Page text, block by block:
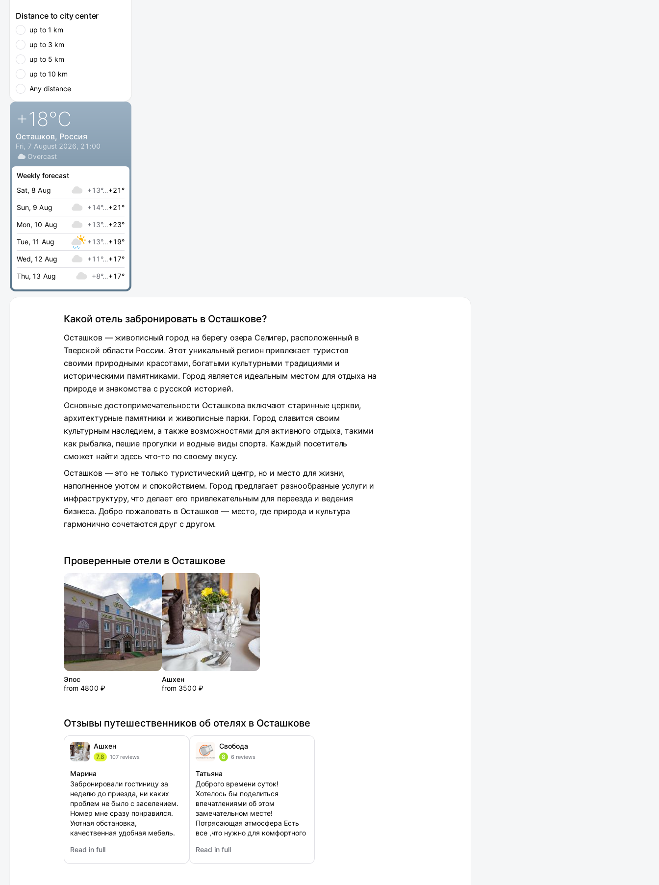
Distance to city center
up to 1 km
up to 3 km
up to 5 km
up to 10 km
Any distance
+18°C
Осташков, Россия
Fri, 7 August 2026, 21:00
Overcast
Weekly forecast
Sat, 8 Aug
+13°…+21°
Sun, 9 Aug +14°…+21°
Mon, 10 Aug +13°…+23°
Tue, 11 Aug +13°…+19°
Wed, 12 Aug +11°…+17°
Thu, 13 Aug +8°…+17°
Какой отель забронировать в Осташкове?
Осташков — живописный город на берегу озера Селигер, расположенный в
Тверской области России. Этот уникальный регион привлекает туристов
своими природными красотами, богатыми культурными традициями и
историческими памятниками. Город является идеальным местом для отдыха на
природе и знакомства с русской историей.
Основные достопримечательности Осташкова включают старинные церкви,
архитектурные памятники и живописные парки. Город славится своим
культурным наследием, а также возможностями для активного отдыха, такими
как рыбалка, пешие прогулки и водные виды спорта. Каждый посетитель
сможет найти здесь что-то по своему вкусу.
Осташков — это не только туристический центр, но и место для жизни,
наполненное уютом и спокойствием. Город предлагает разнообразные услуги и
инфраструктуру, что делает его привлекательным для переезда и ведения
бизнеса. Добро пожаловать в Осташков — место, где природа и культура
гармонично сочетаются друг с другом.
Проверенные отели в Осташкове
Эпос
from 4800 ₽
Ашхен
from 3500 ₽
Отзывы путешественников об отелях в Осташкове
Ашхен
7.8 107 reviews
Марина
Забронировали гостиницу за
неделю до приезда, ни каких
проблем не было с заселением.
Номер мне сразу понравился.
Уютная обстановка,
качественная удобная мебель.
мне кухня очень понравилась,
все вкусное. Расположение мне
Read in full
: Ашхен
Свобода
8 6 reviews
Татьяна
Доброго времени суток!
Хотелось бы поделиться
впечатлениями об этом
замечательном месте!
Потрясающая атмосфера Есть
все ,что нужно для комфортного
нас с любовью ,ещё и подарок
подарили!)))) Безумное
Read in full
: Свобода